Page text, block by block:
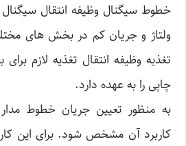
خطوط سیگنال وظیفه انتقال سیگنال
ولتاژ و جریان کم در بخش های
تغذیه وظیفه انتقال تغذیه لازم
چاپی را به عهده دارد.
به منظور تعیین جریان خطوط
کاربرد آن مشخص شود. برای این